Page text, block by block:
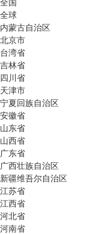
全球
内蒙古自治区
北京市
台湾省
吉林省
四川省
天津市
宁夏回族自治区
安徽省
山东省
山西省
广东省
广西壮族自治区
新疆维吾尔自治区
江苏省
江西省
河北省
河南省